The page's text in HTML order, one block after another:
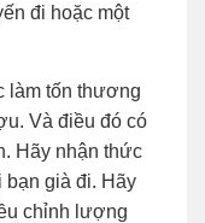
đi hoặc một
làm tốn thương
Và điều đó có
Hãy nhận thức
bạn già đi. Hãy
chỉnh lượng